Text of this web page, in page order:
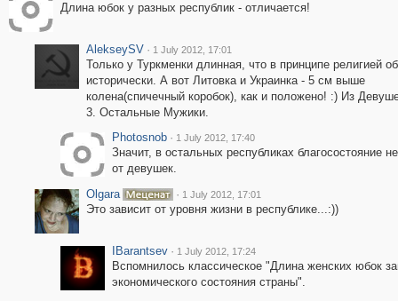
Длина юбок у разных республик - отличается!
AlekseySV · 1 July 2012, 17:01
Только у Туркменки длинная, что в принципе религией
исторически. А вот Литовка и Украинка - 5 см выше
колена(спичечный коробок), как и положено! :) Из
3. Остальные Мужики.
Photosnob · 1 July 2012, 17:40
Значит, в остальных республиках благосостояние
от девушек.
Olgara
· 1 July 2012, 17:01
Это зависит от уровня жизни в республике...:))
IBarantsev · 1 July 2012, 17:24
Вспомнилось классическое "Длина женских юбок
экономического состояния страны".